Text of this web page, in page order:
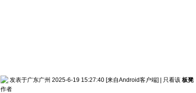
板凳
发表于广东广州 2025-6-19 15:27:40 [来自Android客户端]
只看该
作者